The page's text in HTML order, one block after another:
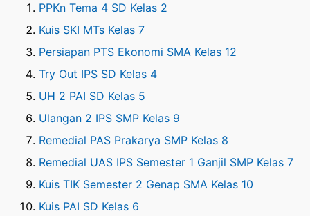
PPKn Tema 4 SD Kelas 2
Kuis SKI MTs Kelas 7
Persiapan PTS Ekonomi SMA Kelas 12
Try Out IPS SD Kelas 4
UH 2 PAI SD Kelas 5
Ulangan 2 IPS SMP Kelas 9
Remedial PAS Prakarya SMP Kelas 8
Remedial UAS IPS Semester 1 Ganjil SMP Kelas 7
Kuis TIK Semester 2 Genap SMA Kelas 10
Kuis PAI SD Kelas 6